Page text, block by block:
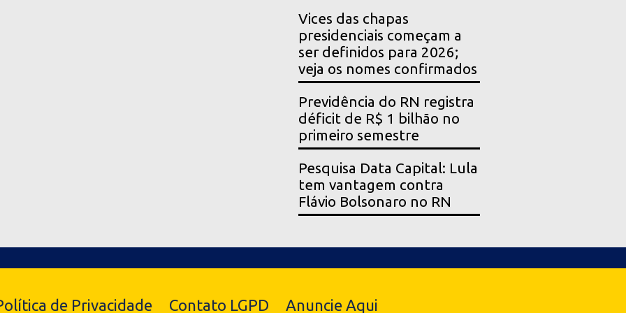
Vices das chapas
presidenciais começam a
ser definidos para 2026;
veja os nomes confirmados
Previdência do RN registra
déficit de R$ 1 bilhão no
primeiro semestre
Pesquisa Data Capital: Lula
tem vantagem contra
Flávio Bolsonaro no RN
de Privacidade Contato LGPD Anuncie Aqui